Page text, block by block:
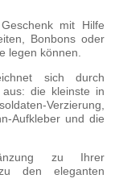
mit Hilfe
Bonbons oder
legen können.
sich durch
die kleinste in
Verzierung,
Aufkleber und die
zu Ihrer
den eleganten